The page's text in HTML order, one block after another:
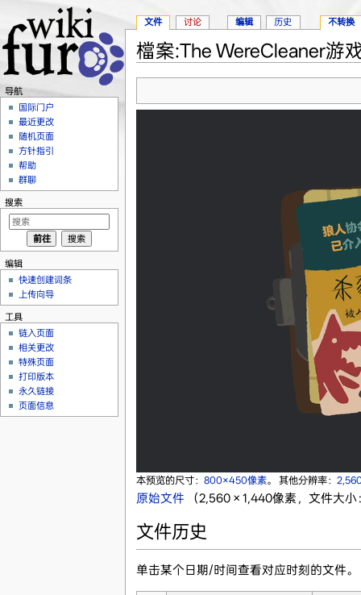
檔案:The WereCleaner游
本预览的尺寸： 800×450像素。 其他分辨率：
原始文件‎ （2,560 × 1,440像素，文件大
文件历史
单击某个日期/时间查看对应时刻的文件。
文件 讨论 编辑 历史 不转换
导航
国际门户
最近更改
随机页面
方针指引
帮助
群聊
搜索
编辑
快速创建词条
上传向导
工具
链入页面
相关更改
特殊页面
打印版本
永久链接
页面信息